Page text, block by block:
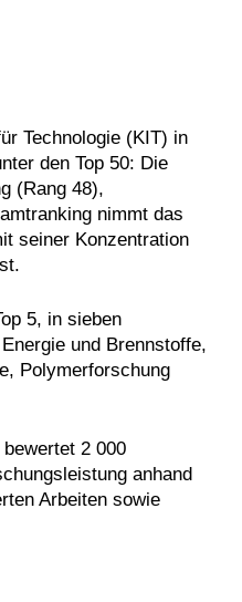
Technologie (KIT) in
den Top 50: Die
(Rang 48),
nimmt das
seiner Konzentration
5, in sieben
und Brennstoffe,
Polymerforschung
2 000
anhand
Arbeiten sowie